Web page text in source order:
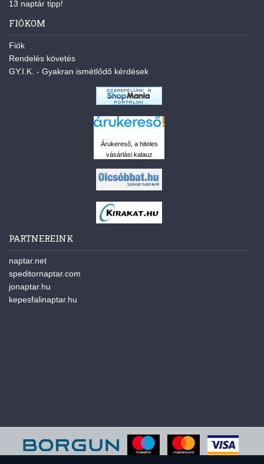
13 naptár tipp!
FIÓKOM
Fiók
Rendelés követés
GY.I.K. - Gyakran ismétlődő kérdések
Árukereső, a hiteles
vásárlási kalauz
PARTNEREINK
naptar.net
speditornaptar.com
jonaptar.hu
kepesfalinaptar.hu